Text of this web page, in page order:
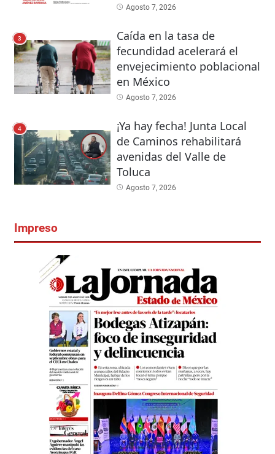
Agosto 7, 2026
3
Caída en la tasa de
fecundidad acelerará el
envejecimiento poblacional
en México
Agosto 7, 2026
4
¡Ya hay fecha! Junta Local
de Caminos rehabilitará
avenidas del Valle de
Toluca
Agosto 7, 2026
Impreso